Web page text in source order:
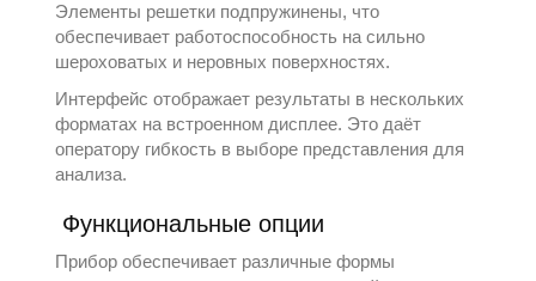
Элементы решетки подпружинены, что
обеспечивает работоспособность на сильно
шероховатых и неровных поверхностях.
Интерфейс отображает результаты в нескольких
форматах на встроенном дисплее. Это даёт
оператору гибкость в выборе представления для
анализа.
Функциональные опции
Прибор обеспечивает различные формы